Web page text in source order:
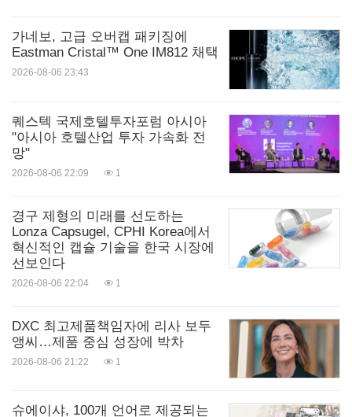
나바 벤처스는 10년이 넘는 벤처 투자 경험을 기반으
로 설립된 초기 단계 투자 전문 기업이다. 전에 없던
시장을 만들어내고 산업을 변화시키며 세상에 긍정
적 영향을 미치는 기업을 키우려는 창업자들과 협력
하고 있다. 자세한 사항은 nava.vc에서 확인할 수 있
로고 -
https://mma.prnasia.com/media2/2980543/Wirestoc
관련 링크:
가네보, 고급 오버캡 패키징에
Eastman Cristal™ One IM812 채택
2026-08-06 23:43
퀘스텍 국제호텔투자포럼 아시아
"아시아 호텔산업 투자 가속화 전
망"
2026-08-06 22:09 1
경구 제형의 미래를 선도하는
Lonza Capsugel, CPHI Korea에서
혁신적인 캡슐 기술을 한국 시장에
선보인다
2026-08-06 22:04 1
DXC 최고제품책임자에 리사 보두
앵씨…제품 중심 성장에 박차
2026-08-06 21:22 1
슈에이샤, 100개 언어로 제공되는